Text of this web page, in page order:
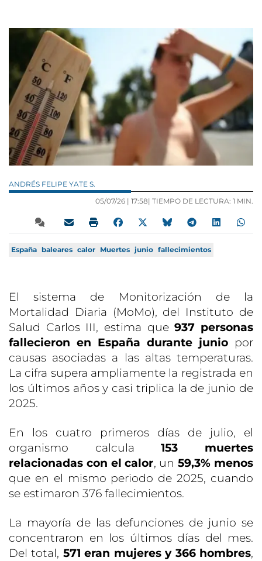
ANDRÉS FELIPE YATE S.
05/07/26 | 17:58| TIEMPO DE LECTURA: 1 MIN.
España baleares calor Muertes junio fallecimientos
El sistema de Monitorización de la
Mortalidad Diaria (MoMo), del Instituto de
Salud Carlos III, estima que937 personas
fallecieron en España durante junio por
causas asociadas a las altas temperaturas.
La cifra supera ampliamente la registrada en
los últimos años y casi triplica la de junio de
2025.
En los cuatro primeros días de julio, el
organismo calcula153 muertes
relacionadas con el calor, un59,3% menos
que en el mismo periodo de 2025, cuando
se estimaron 376 fallecimientos.
La mayoría de las defunciones de junio se
concentraron en los últimos días del mes.
Del total, 571 eran mujeres y 366 hombres,